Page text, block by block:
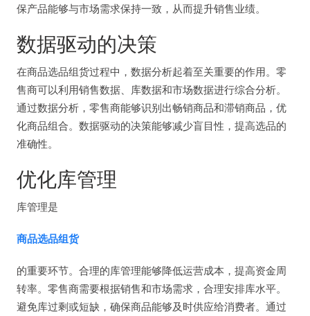
保产品能够与市场需求保持一致，从而提升销售业绩。
数据驱动的决策
在商品选品组货过程中，数据分析起着至关重要的作用。零
售商可以利用销售数据、库数据和市场数据进行综合分析。
通过数据分析，零售商能够识别出畅销商品和滞销商品，优
化商品组合。数据驱动的决策能够减少盲目性，提高选品的
准确性。
优化库管理
库管理是
商品选品组货
的重要环节。合理的库管理能够降低运营成本，提高资金周
转率。零售商需要根据销售和市场需求，合理安排库水平。
避免库过剩或短缺，确保商品能够及时供应给消费者。通过